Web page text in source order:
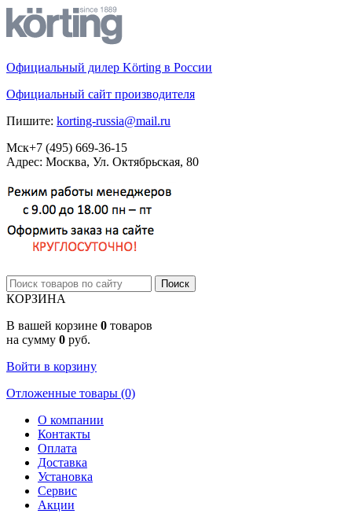
Официальный дилер Körting в России
Официальный сайт производителя
Пишите: korting-russia@mail.ru
Мск+7 (495) 669-36-15
Адрес: Москва, Ул. Октябрьская, 80
КОРЗИНА
В вашей корзине 0 товаров
на сумму 0 руб.
Войти в корзину
Отложенные товары (0)
О компании
Контакты
Оплата
Доставка
Установка
Сервис
Акции